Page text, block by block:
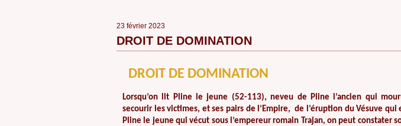
23 février 2023
DROIT DE DOMINATION
DROIT DE DOMINATION
Lorsqu’on lit Pline le jeune (52-113), neveu de Pline l’ancien qui
secourir les victimes, et ses pairs de l’Empire, de l’éruption du Vésuve
Pline le jeune qui vécut sous l’empereur romain Trajan, on peut constater